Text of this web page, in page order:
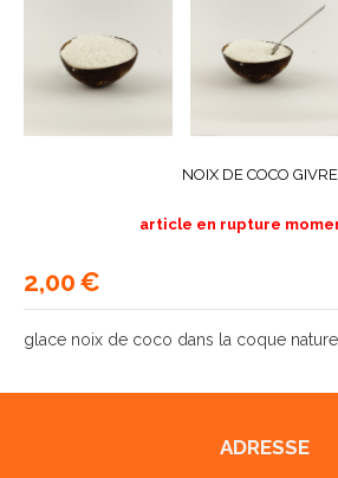
NOIX DE COCO
2,00€
article en rupture
glace noix de coco dans la coque
ADRESSE